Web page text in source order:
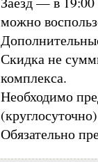
можно
Скидка не
комплекса.
Необходимо
Обязательно